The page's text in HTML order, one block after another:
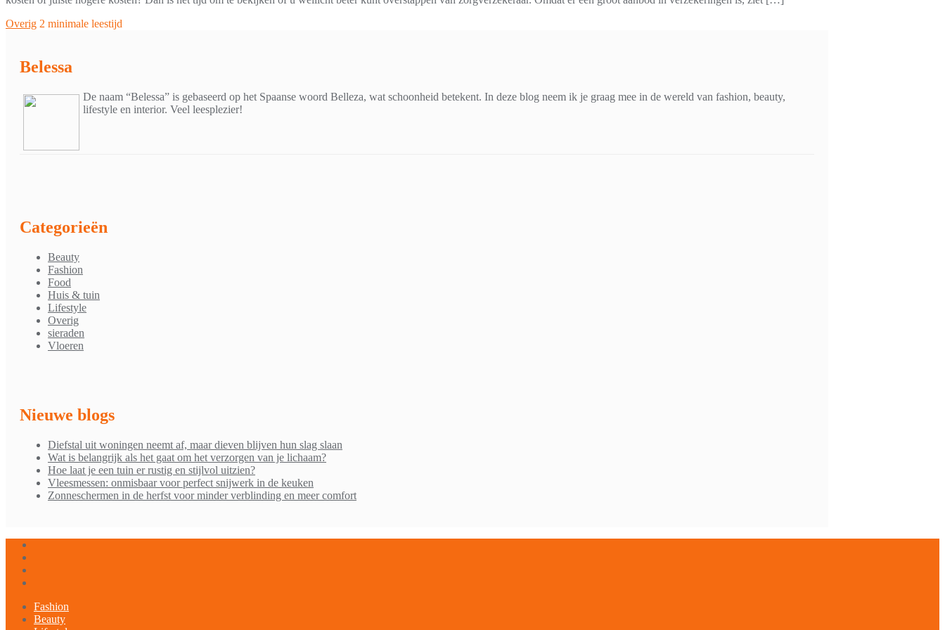
Overig 2 minimale leestijd
Belessa
De naam “Belessa” is gebaseerd op het Spaanse woord Belleza, wat schoonheid betekent. In deze blog neem ik je graag mee in de wereld van fashion, beauty,
lifestyle en interior. Veel leesplezier!
Categorieën
Beauty
Fashion
Food
Huis & tuin
Lifestyle
Overig
sieraden
Vloeren
Nieuwe blogs
Diefstal uit woningen neemt af, maar dieven blijven hun slag slaan
Wat is belangrijk als het gaat om het verzorgen van je lichaam?
Hoe laat je een tuin er rustig en stijlvol uitzien?
Vleesmessen: onmisbaar voor perfect snijwerk in de keuken
Zonneschermen in de herfst voor minder verblinding en meer comfort
Fashion
Beauty